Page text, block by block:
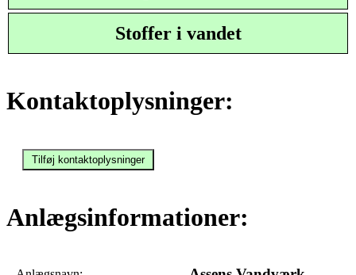
Stoffer i vandet
Kontaktoplysninger:
Anlægsinformationer: